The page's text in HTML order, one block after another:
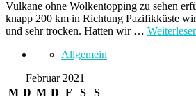
Vulkane ohne Wolkentopping zu sehen
knapp 200 km in Richtung Pazifikküste
und sehr trocken. Hatten wir …
Allgemein
Februar 2021
M D M D F S
S